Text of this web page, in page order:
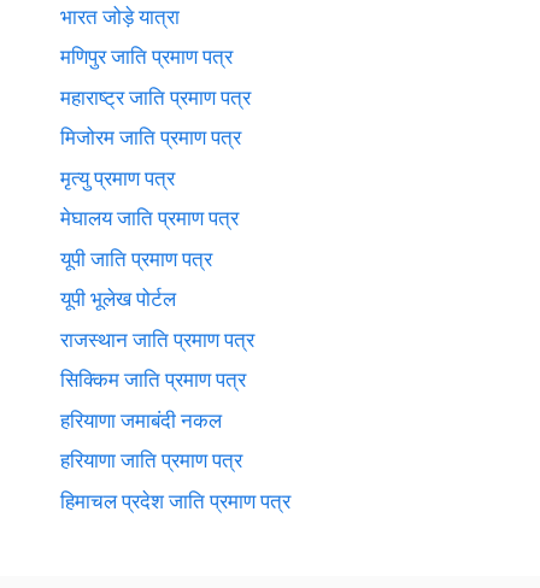
भारत जोड़े यात्रा
मणिपुर जाति प्रमाण पत्र
महाराष्ट्र जाति प्रमाण पत्र
मिजोरम जाति प्रमाण पत्र
मृत्यु प्रमाण पत्र
मेघालय जाति प्रमाण पत्र
यूपी जाति प्रमाण पत्र
यूपी भूलेख पोर्टल
राजस्थान जाति प्रमाण पत्र
सिक्किम जाति प्रमाण पत्र
हरियाणा जमाबंदी नकल
हरियाणा जाति प्रमाण पत्र
हिमाचल प्रदेश जाति प्रमाण पत्र